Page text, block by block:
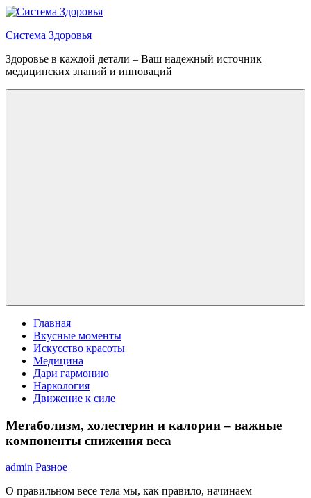
Перейти
содержимому
Система Здоровья
Здоровье в каждой детали – Ваш надежный источник
медицинских знаний и инноваций
Главная
Вкусные моменты
Искусство красоты
Медицина
Дари гармонию
Наркология
Движение к силе
Метаболизм, холестерин и калории – важные
компоненты снижения веса
admin Разное
О правильном весе тела мы, как правило, начинаем